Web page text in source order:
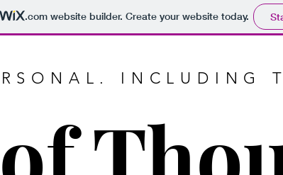
.comwebsite builder. Create your website today.
INCLUDING